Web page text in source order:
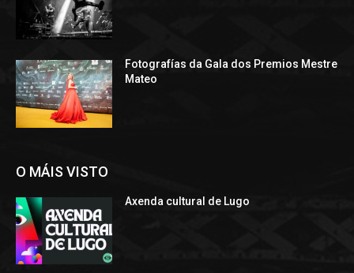
Fotografías da Gala dos Premios Mestre
Mateo
O MÁIS VISTO
Axenda cultural de Lugo